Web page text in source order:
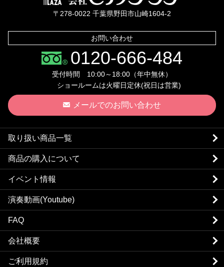
〒278-0022 千葉県野田市山崎1604-2
お問い合わせ
0120-666-484
受付時間 10:00～18:00（年中無休）
ショールームは火曜日定休(祝日は営業)
メールでのお問い合わせ
取り扱い商品一覧
商品の購入について
イベント情報
演奏動画(Youtube)
FAQ
会社概要
ご利用規約